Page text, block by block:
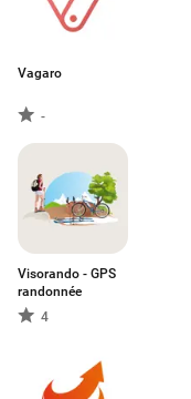
Vagaro
-
Visorando - GPS
randonnée
4